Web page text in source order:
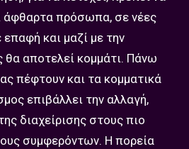
άφθαρτα πρόσωπα, σε νέες
επαφή και μαζί με την
θα αποτελεί κομμάτι. Πάνω
πέφτουν και τα κομματικά
επιβάλλει την αλλαγή,
διαχείρισης στους πιο
συμφερόντων. Η πορεία